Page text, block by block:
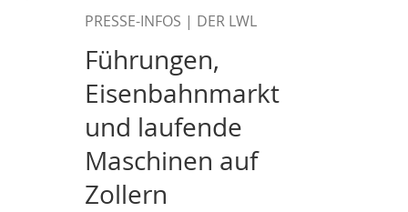
PRESSE-INFOS | DER LWL
Führungen,
Eisenbahnmarkt
und laufende
Maschinen auf
Zollern